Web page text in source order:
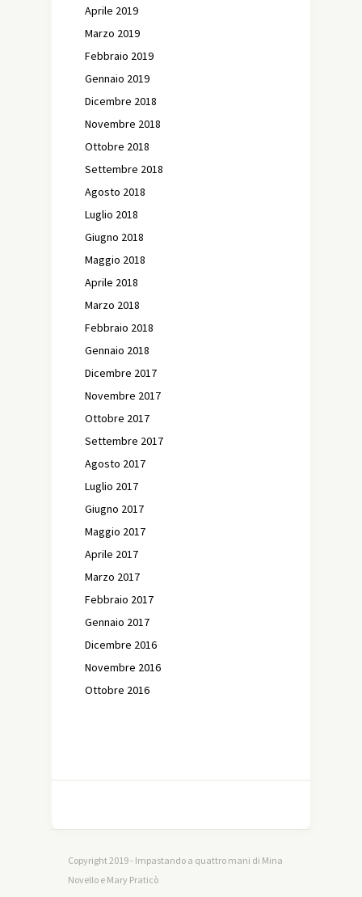
Aprile 2019
Marzo 2019
Febbraio 2019
Gennaio 2019
Dicembre 2018
Novembre 2018
Ottobre 2018
Settembre 2018
Agosto 2018
Luglio 2018
Giugno 2018
Maggio 2018
Aprile 2018
Marzo 2018
Febbraio 2018
Gennaio 2018
Dicembre 2017
Novembre 2017
Ottobre 2017
Settembre 2017
Agosto 2017
Luglio 2017
Giugno 2017
Maggio 2017
Aprile 2017
Marzo 2017
Febbraio 2017
Gennaio 2017
Dicembre 2016
Novembre 2016
Ottobre 2016
Copyright 2019 - Impastando a quattro mani di Mina
Novello e Mary Praticò